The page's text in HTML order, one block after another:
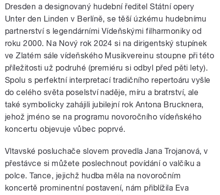
Dresden a designovaný hudební ředitel Státní opery
Unter den Linden v Berlíně, se těší úzkému hudebnímu
partnerství s legendárními Vídeňskými filharmoniky od
roku 2000. Na Nový rok 2024 si na dirigentský stupínek
ve Zlatém sále vídeňského Musikvereinu stoupne při této
příležitosti už podruhé (premiéru si odbyl před pěti lety).
Spolu s perfektní interpretací tradičního repertoáru vyšle
do celého světa poselství naděje, míru a bratrství, ale
také symbolicky zahájili jubilejní rok Antona Brucknera,
jehož jméno se na programu novoročního vídeňského
koncertu objevuje vůbec poprvé.
Vltavské posluchače slovem provedla Jana Trojanová, v
přestávce si můžete poslechnout povídání o valčíku a
polce. Tance, jejichž hudba měla na novoročním
koncertě prominentní postavení, nám přiblížila Eva